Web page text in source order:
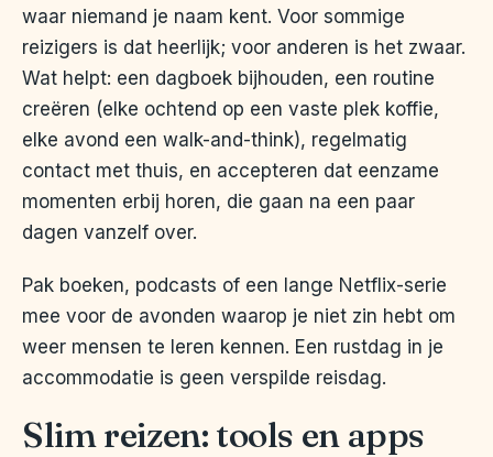
waar niemand je naam kent. Voor sommige
reizigers is dat heerlijk; voor anderen is het zwaar.
Wat helpt: een dagboek bijhouden, een routine
creëren (elke ochtend op een vaste plek koffie,
elke avond een walk-and-think), regelmatig
contact met thuis, en accepteren dat eenzame
momenten erbij horen, die gaan na een paar
dagen vanzelf over.
Pak boeken, podcasts of een lange Netflix-serie
mee voor de avonden waarop je niet zin hebt om
weer mensen te leren kennen. Een rustdag in je
accommodatie is geen verspilde reisdag.
Slim reizen: tools en apps